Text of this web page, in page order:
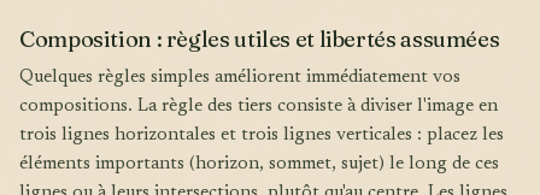
Composition : règles utiles et libertés assumées
Quelques règles simples améliorent immédiatement vos
compositions. La règle des tiers consiste à diviser l'image en
trois lignes horizontales et trois lignes verticales : placez les
éléments importants (horizon, sommet, sujet) le long de ces